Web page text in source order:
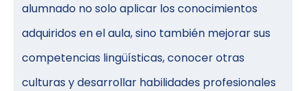
alumnado no solo aplicar los conocimientos
adquiridos en el aula, sino también mejorar sus
competencias lingüísticas, conocer otras
culturas y desarrollar habilidades profesionales